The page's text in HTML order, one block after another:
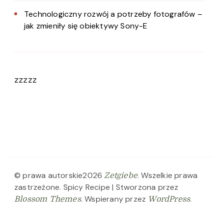
Technologiczny rozwój a potrzeby fotografów –
jak zmieniły się obiektywy Sony-E
zzzzz
© prawa autorskie2026Zetgiebe. Wszelkie prawa
zastrzeżone. Spicy Recipe | Stworzona przez
Blossom Themes. Wspierany przez WordPress.